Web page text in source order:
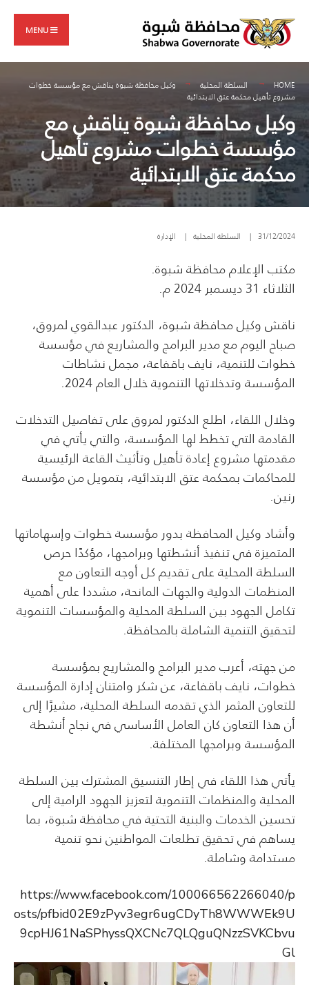
content
MENU
HOME السلطة المحلية
وكيل محافظة شبوة يناقش مع مؤسسة خطوات
مشروع تأهيل محكمة عتق الابتدائية
وكيل محافظة شبوة يناقش مع
مؤسسة خطوات مشروع تأهيل
محكمة عتق الابتدائية
31/12/2024
| السلطة المحلية | الإدارة
مكتب الإعلام محافظة شبوة.
الثلاثاء 31 ديسمبر 2024 م.
ناقش وكيل محافظة شبوة، الدكتور عبدالقوي لمروق،
صباح اليوم مع مدير البرامج والمشاريع في مؤسسة
خطوات للتنمية، نايف باقفاعة، مجمل نشاطات
المؤسسة وتدخلاتها التنموية خلال العام 2024.
وخلال اللقاء، اطلع الدكتور لمروق على تفاصيل التدخلات
القادمة التي تخطط لها المؤسسة، والتي يأتي في
مقدمتها مشروع إعادة تأهيل وتأثيث القاعة الرئيسية
للمحاكمات بمحكمة عتق الابتدائية، بتمويل من مؤسسة
رنين.
وأشاد وكيل المحافظة بدور مؤسسة خطوات وإسهاماتها
المتميزة في تنفيذ أنشطتها وبرامجها، مؤكدًا حرص
السلطة المحلية على تقديم كل أوجه التعاون مع
المنظمات الدولية والجهات المانحة، مشددا على أهمية
تكامل الجهود بين السلطة المحلية والمؤسسات التنموية
لتحقيق التنمية الشاملة بالمحافظة.
من جهته، أعرب مدير البرامج والمشاريع بمؤسسة
خطوات، نايف باقفاعة، عن شكر وامتنان إدارة المؤسسة
للتعاون المثمر الذي تقدمه السلطة المحلية، مشيرًا إلى
أن هذا التعاون كان العامل الأساسي في نجاح أنشطة
المؤسسة وبرامجها المختلفة.
يأتي هذا اللقاء في إطار التنسيق المشترك بين السلطة
المحلية والمنظمات التنموية لتعزيز الجهود الرامية إلى
تحسين الخدمات والبنية التحتية في محافظة شبوة، بما
يساهم في تحقيق تطلعات المواطنين نحو تنمية
مستدامة وشاملة.
https://www.facebook.com/100066562266040/p
osts/pfbid02E9zPyv3egr6ugCDyTh8WWWEk9U
9cpHJ61NaSPhyssQXCNc7QLQguQNzzSVKCbvu
Gl
for: